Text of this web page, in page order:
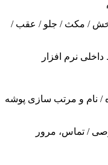
مکث / جلو / عقب /
افزار
و مرتب سازی پوشه
تماس، مرور